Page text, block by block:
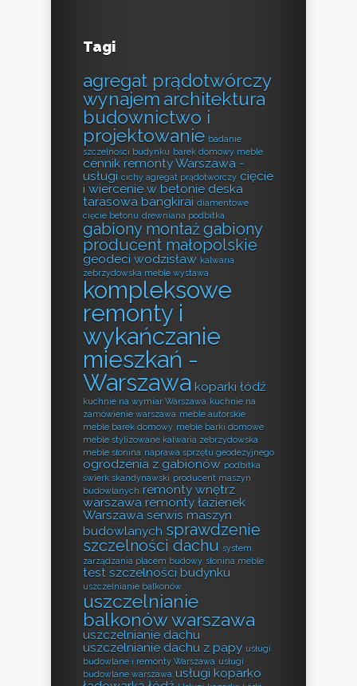
Tagi
agregat prądotwórczy
wynajem architektura
budownictwo i
projektowanie badanie
szczelności budynku barek domowy meble
cennik remonty Warszawa -
usługi cichy agregat prądotwórczy cięcie
i wiercenie w betonie deska
tarasowa bangkirai diamentowe
cięcie betonu drewniana podbitka
gabiony montażgabiony
producent małopolskie
geodeci wodzisław kalwaria
zebrzydowska meble wystawa
kompleksowe
remonty i
wykańczanie
mieszkań -
Warszawa koparki łódź
kuchnie na wymiar Warszawa kuchnie na
zamówienie warszawa meble autorskie
meble barek domowy meble barki domowe
meble stylizowane kalwaria zebrzydowska
meble słonina naprawa sprzętu geodezyjnego
ogrodzenia z gabionów podbitka
świerk skandynawski producent maszyn
budowlanych remonty wnętrz
warszawa remonty łazienek
Warszawa serwis maszyn
budowlanych sprawdzenie
szczelności dachu system
zarządzania placem budowy słonina meble
test szczelności budynku
uszczelnianie balkonów
uszczelnianie
balkonów warszawa
uszczelnianie dachu
uszczelnianie dachu z papy usługi
budowlane i remonty Warszawa usługi
budowlane warszawa usługi koparko